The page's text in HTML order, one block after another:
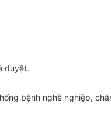
duyệt.
bệnh nghề nghiệp,